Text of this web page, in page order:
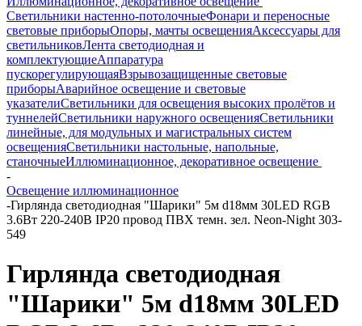
Светильники настенно-потолочныеФонари и переносные
световые приборыОпоры, мачты освещенияАксессуары для
светильниковЛента светодиодная и
комплектующиеАппаратура
пускорегулирующаяВзрывозащищенные световые
приборыАварийное освещение и световые
указателиСветильники для освещения высоких пролётов и
туннелейСветильники наружного освещенияСветильники
линейные, для модульных и магистральных систем
освещенияСветильники настольные, напольные,
станочныеИллюминационное, декоративное освещение
-
Освещение иллюминационное
-Гирлянда светодиодная "Шарики" 5м d18мм 30LED RGB
3.6Вт 220-240В IP20 провод ПВХ темн. зел. Neon-Night 303-
549
Гирлянда светодиодная
"Шарики" 5м d18мм 30LED